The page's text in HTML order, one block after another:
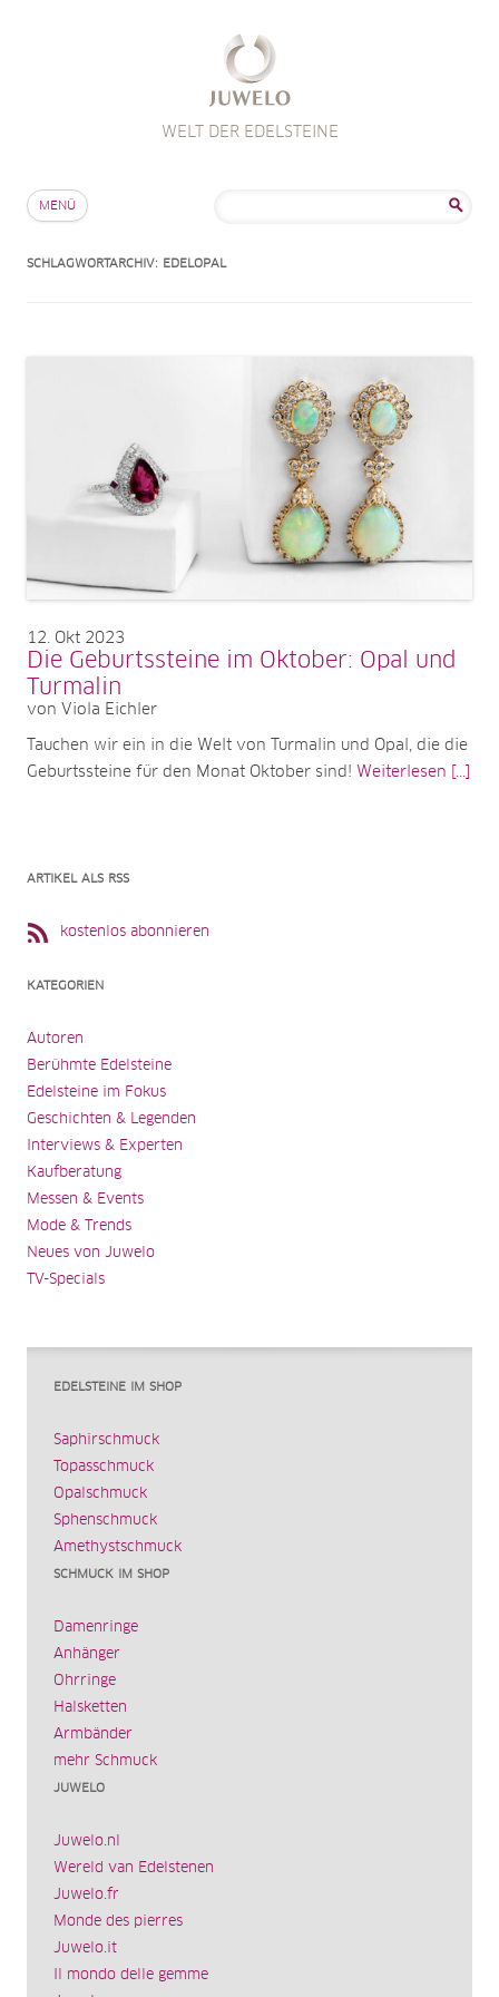
WELT DER EDELSTEINE
MENÜ
SCHLAGWORTARCHIV: EDELOPAL
12 Okt 2023
Die Geburtssteine im Oktober: Opal und
Turmalin
von Viola Eichler
Tauchen wir ein in die Welt von Turmalin und Opal, die die
Geburtssteine für den Monat Oktober sind! Weiterlesen [...]
ARTIKEL ALS RSS
kostenlos abonnieren
KATEGORIEN
Autoren
Berühmte Edelsteine
Edelsteine im Fokus
Geschichten & Legenden
Interviews & Experten
Kaufberatung
Messen & Events
Mode & Trends
Neues von Juwelo
TV-Specials
EDELSTEINE IM SHOP
Saphirschmuck
Topasschmuck
Opalschmuck
Sphenschmuck
Amethystschmuck
SCHMUCK IM SHOP
Damenringe
Anhänger
Ohrringe
Halsketten
Armbänder
mehr Schmuck
JUWELO
Juwelo.nl
Wereld van Edelstenen
Juwelo.fr
Monde des pierres
Juwelo.it
Il mondo delle gemme